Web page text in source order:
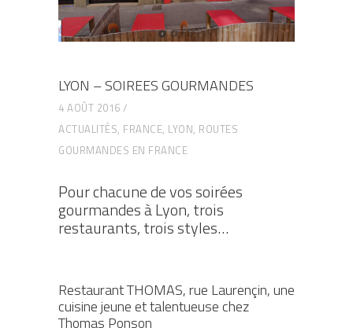
LYON – SOIREES GOURMANDES
4 AOÛT 2016
ACTUALITÉS, FRANCE, LYON, ROUTES
GOURMANDES EN FRANCE
Pour chacune de vos soirées
gourmandes à Lyon, trois
restaurants, trois styles…
Restaurant THOMAS, rue Laurençin, une
cuisine jeune et talentueuse chez
Thomas Ponson